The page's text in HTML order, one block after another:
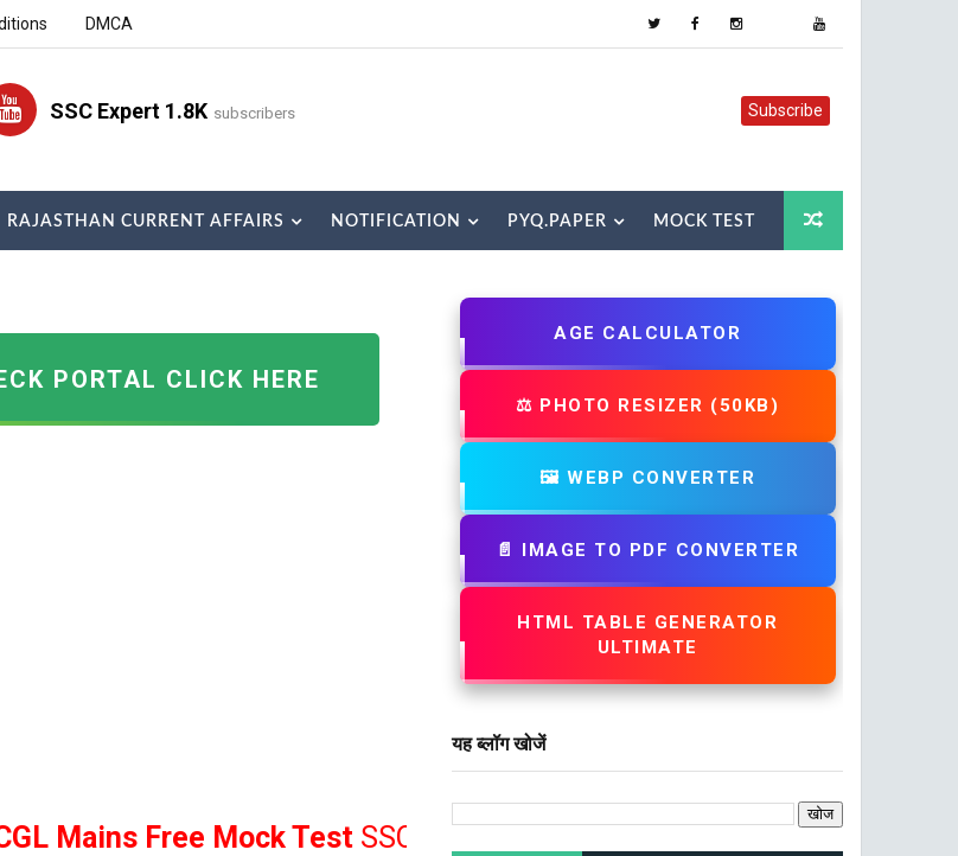
DMCA
SSC Expert 1.8K subscribers Subscribe
RAJASTHAN CURRENT AFFAIRS NOTIFICATION PYQ.PAPER MOCK TEST
PORTAL CLICK HERE
Free Mock TestSSC , Bank Railway
AGE CALCULATOR
⚖️ PHOTO RESIZER (50KB)
🖼️ WEBP CONVERTER
📄 IMAGE TO PDF CONVERTER
HTML TABLE GENERATOR
ULTIMATE
यह ब्लॉग खोजें